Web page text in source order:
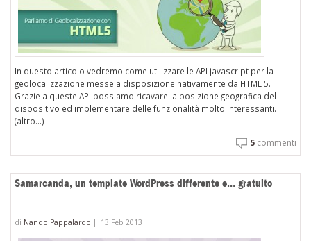
In questo articolo vedremo come utilizzare le API javascript per la
geolocalizzazione messe a disposizione nativamente da HTML 5.
Grazie a queste API possiamo ricavare la posizione geografica del
dispositivo ed implementare delle funzionalità molto interessanti.
(altro…)
5 commenti
Samarcanda, un template WordPress differente e… gratuito
di Nando Pappalardo | 13 Feb 2013